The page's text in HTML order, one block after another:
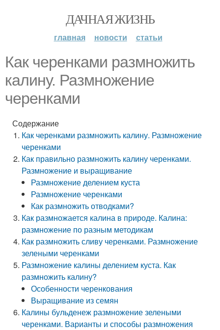
ДАЧНАЯ ЖИЗНЬ
главная новости статьи
Как черенками размножить
калину. Размножение
черенками
Содержание
Как черенками размножить калину. Размножение
черенками
Как правильно размножить калину черенками.
Размножение и выращивание
Размножение делением куста
Размножение черенками
Как размножить отводками?
Как размножается калина в природе. Калина:
размножение по разным методикам
Как размножить сливу черенками. Размножение
зелеными черенками
Размножение калины делением куста. Как
размножить калину?
Особенности черенкования
Выращивание из семян
Калины бульденеж размножение зелеными
черенками. Варианты и способы размножения